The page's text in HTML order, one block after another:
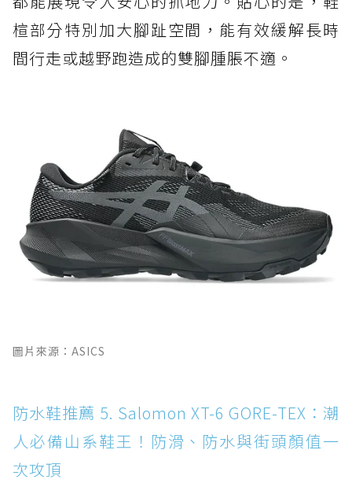
楦部分特別加大腳趾空間，能有效緩解長時
間行走或越野跑造成的雙腳腫脹不適。
圖片來源：ASICS
防水鞋推薦 5. Salomon XT-6 GORE-TEX：潮
人必備山系鞋王！防滑、防水與街頭顏值一
次攻頂